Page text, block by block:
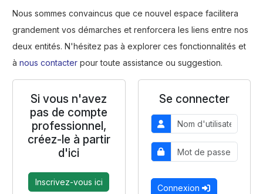
Nous sommes convaincus que ce nouvel espace facilitera
grandement vos démarches et renforcera les liens entre nos
deux entités. N'hésitez pas à explorer ces fonctionnalités et
à nous contacter pour toute assistance ou suggestion.
Si vous n'avez
pas de compte
professionnel,
créez-le à partir
d'ici
Inscrivez-vous ici
Se connecter
Connexion